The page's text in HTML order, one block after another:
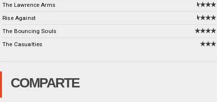
The Lawrence Arms
Rise Against
The Bouncing Souls
The Casualties
COMPARTE